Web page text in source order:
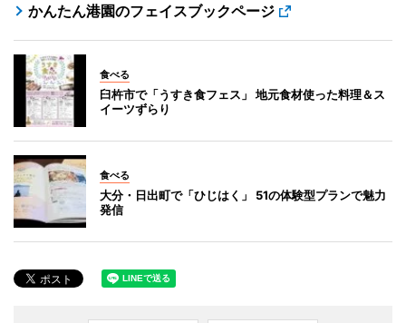
かんたん港園のフェイスブックページ
食べる
臼杵市で「うすき食フェス」 地元食材使った料理＆ス
イーツずらり
食べる
大分・日出町で「ひじはく」 51の体験型プランで魅力
発信